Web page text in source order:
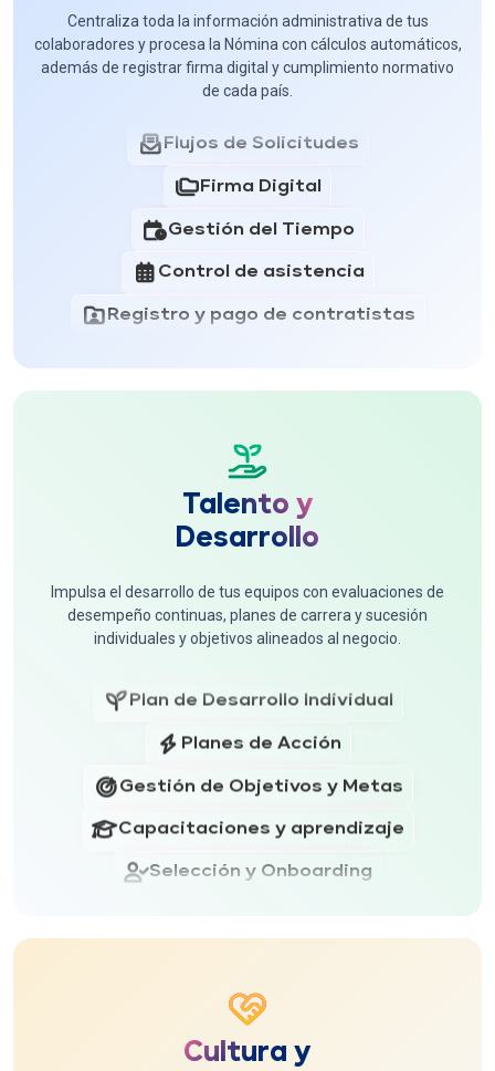
Centraliza toda la información administrativa de tus
colaboradores y procesa la Nómina con cálculos automáticos,
además de registrar firma digital y cumplimiento normativo
de cada país.
Empleado Central
Nómina
HR Global Solutions
Nómina
Flujos de Solicitudes
Gestión del Tiempo
Control de asistencia
Registro y pago de contratistas
Vales de Despensa, Gasolina y Universales
Talento y
Desarrollo
Impulsa el desarrollo de tus equipos con evaluaciones de
desempeño continuas, planes de carrera y sucesión
individuales y objetivos alineados al negocio.
Desempeño
Feedback Continuo
Plan de Desarrollo Individual
Capacitaciones y aprendizaje
Selección y Onboarding
Feedback Continuo
Plan de Desarrollo Individual
Cultura y